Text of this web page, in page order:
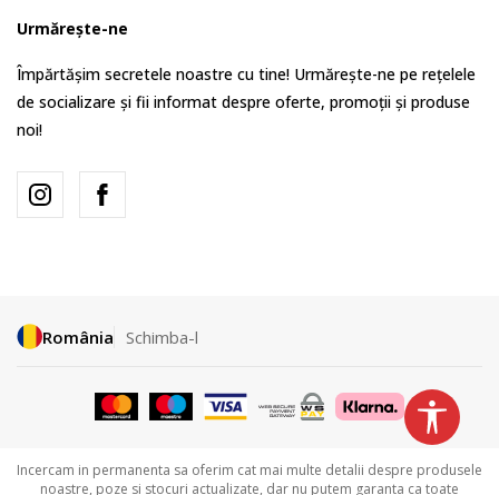
Urmărește-ne
Împărtășim secretele noastre cu tine! Urmărește-ne pe rețelele
de socializare și fii informat despre oferte, promoții și produse
noi!
România Schimba-l
Incercam in permanenta sa oferim cat mai multe detalii despre produsele
noastre, poze si stocuri actualizate, dar nu putem garanta ca toate